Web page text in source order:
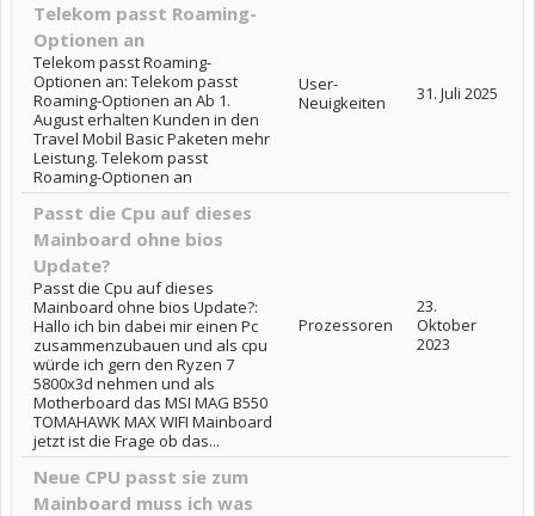
Telekom passt Roaming-
Optionen an
Telekom passt Roaming-
Optionen an: Telekom passt
Roaming-Optionen an Ab 1.
August erhalten Kunden in den
Travel Mobil Basic Paketen mehr
Leistung. Telekom passt
Roaming-Optionen an
User-
Neuigkeiten
31. Juli 2025
Passt die Cpu auf dieses
Mainboard ohne bios
Update?
Passt die Cpu auf dieses
Mainboard ohne bios Update?:
Hallo ich bin dabei mir einen Pc
zusammenzubauen und als cpu
würde ich gern den Ryzen 7
5800x3d nehmen und als
Motherboard das MSI MAG B550
TOMAHAWK MAX WIFI Mainboard
jetzt ist die Frage ob das...
Prozessoren
23.
Oktober
2023
Neue CPU passt sie zum
Mainboard muss ich was